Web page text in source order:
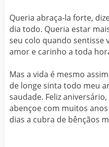
Queria abraça-la forte,
dia todo. Queria estar
seu colo quando sentisse
amor e carinho a toda
Mas a vida é mesmo
de longe sinta todo meu
saudade. Feliz
abençoe com muitos
dias a cubra de bênçãos